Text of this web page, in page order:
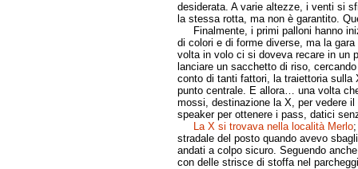
desiderata. A varie altezze, i venti si
la stessa rotta, ma non è garantito.
Finalmente, i primi palloni hanno
di colori e di forme diverse, ma la
volta in volo ci si doveva recare in un
lanciare un sacchetto di riso,
conto di tanti fattori, la traiettoria sulla
punto centrale. E allora… una volta
mossi, destinazione la X, per vedere
speaker per ottenere i pass, datici
La X si trovava nella località Merlo;
stradale del posto quando avevo
andati a colpo sicuro. Seguendo
con delle strisce di stoffa nel